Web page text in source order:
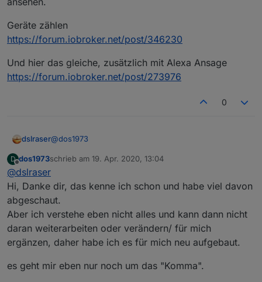
Geräte zählen
https://forum.iobroker.net/post/346230
Und hier das gleiche, zusätzlich mit Alexa Ansage
https://forum.iobroker.net/post/273976
0
dslraser@dos1973
Ich habe HMIP Fensterdrehgriffe und einfache HMIP
Auswertung über die Werteliste. Vielleicht magst Du
Geräte zählen
https://forum.iobroker.net/post/346230
Und hier das gleiche, zusätzlich mit Alexa Ansage
https://forum.iobroker.net/post/273976
D
Offline
dos1973schrieb am 19. Apr. 2020, 13:04
zuletzt editiert von
@dslraser
Hi, Danke dir, das kenne ich schon und habe viel davon
abgeschaut.
Aber ich verstehe eben nicht alles und kann dann nicht
daran weiterarbeiten oder verändern/ für mich
ergänzen, daher habe ich es für mich neu aufgebaut.
es geht mir eben nur noch um das "Komma".